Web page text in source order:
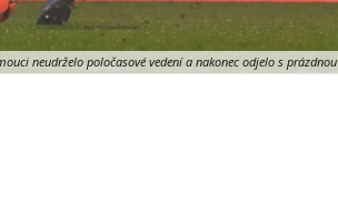
neudrželo poločasové vedení a nakonec odjelo s prázdnou